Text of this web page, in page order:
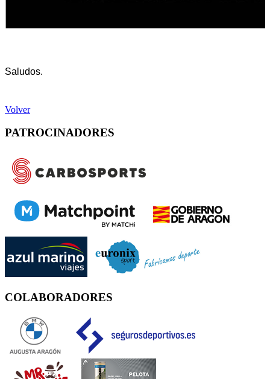
Saludos.
Volver
PATROCINADORES
COLABORADORES